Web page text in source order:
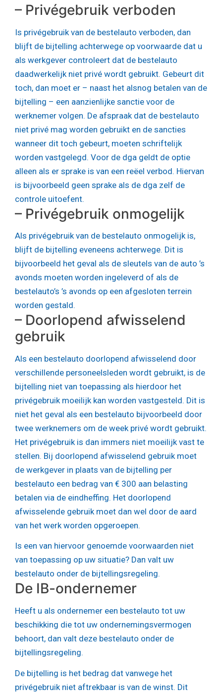
– Privégebruik verboden
Is privégebruik van de bestelauto verboden, dan
blijft de bijtelling achterwege op voorwaarde dat u
als werkgever controleert dat de bestelauto
daadwerkelijk niet privé wordt gebruikt. Gebeurt dit
toch, dan moet er – naast het alsnog betalen van de
bijtelling – een aanzienlijke sanctie voor de
werknemer volgen. De afspraak dat de bestelauto
niet privé mag worden gebruikt en de sancties
wanneer dit toch gebeurt, moeten schriftelijk
worden vastgelegd. Voor de dga geldt de optie
alleen als er sprake is van een reëel verbod. Hiervan
is bijvoorbeeld geen sprake als de dga zelf de
controle uitoefent.
– Privégebruik onmogelijk
Als privégebruik van de bestelauto onmogelijk is,
blijft de bijtelling eveneens achterwege. Dit is
bijvoorbeeld het geval als de sleutels van de auto ’s
avonds moeten worden ingeleverd of als de
bestelauto’s ’s avonds op een afgesloten terrein
worden gestald.
– Doorlopend afwisselend
gebruik
Als een bestelauto doorlopend afwisselend door
verschillende personeelsleden wordt gebruikt, is de
bijtelling niet van toepassing als hierdoor het
privégebruik moeilijk kan worden vastgesteld. Dit is
niet het geval als een bestelauto bijvoorbeeld door
twee werknemers om de week privé wordt gebruikt.
Het privégebruik is dan immers niet moeilijk vast te
stellen. Bij doorlopend afwisselend gebruik moet
de werkgever in plaats van de bijtelling per
bestelauto een bedrag van € 300 aan belasting
betalen via de eindheffing. Het doorlopend
afwisselende gebruik moet dan wel door de aard
van het werk worden opgeroepen.
Is een van hiervoor genoemde voorwaarden niet
van toepassing op uw situatie? Dan valt uw
bestelauto onder de bijtellingsregeling.
De IB-ondernemer
Heeft u als ondernemer een bestelauto tot uw
beschikking die tot uw ondernemingsvermogen
behoort, dan valt deze bestelauto onder de
bijtellingsregeling.
De bijtelling is het bedrag dat vanwege het
privégebruik niet aftrekbaar is van de winst. Dit